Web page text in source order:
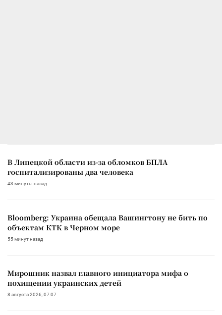
В Липецкой области из-за обломков БПЛА
госпитализированы два человека
43 минуты назад
Bloomberg: Украина обещала Вашингтону не бить по
объектам КТК в Черном море
55 минут назад
Мирошник назвал главного инициатора мифа о
похищении украинских детей
8 августа 2026, 07:07